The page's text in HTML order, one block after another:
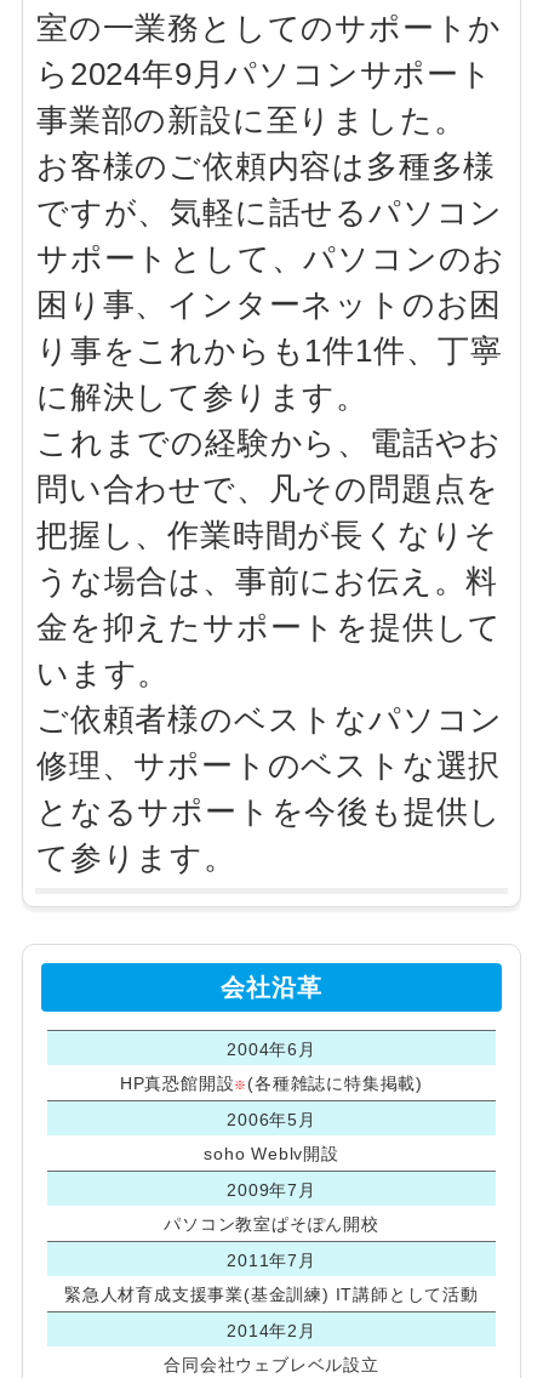
室の一業務としてのサポートか
ら2024年9月パソコンサポート
事業部の新設に至りました。
お客様のご依頼内容は多種多様
ですが、気軽に話せるパソコン
サポートとして、パソコンのお
困り事、インターネットのお困
り事をこれからも1件1件、丁寧
に解決して参ります。
これまでの経験から、電話やお
問い合わせで、凡その問題点を
把握し、作業時間が長くなりそ
うな場合は、事前にお伝え。料
金を抑えたサポートを提供して
います。
ご依頼者様のベストなパソコン
修理、サポートのベストな選択
となるサポートを今後も提供し
て参ります。
会社沿革
2004年6月
HP真恐館開設※ (各種雑誌に特集掲載)
2006年5月
soho Weblv開設
2009年7月
パソコン教室ぱそぽん開校
2011年7月
緊急人材育成支援事業(基金訓練) IT講師として活動
2014年2月
合同会社ウェブレベル設立